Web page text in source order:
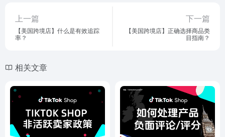
上一篇
【美国跨境店】什么是有效追踪
率？
下一篇
【美国跨境店】正确选择商品类
目指南？
相关文章